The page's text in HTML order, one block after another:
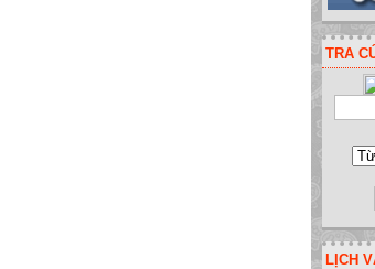
TRA
LỊCH
- Yên Minh - Hà